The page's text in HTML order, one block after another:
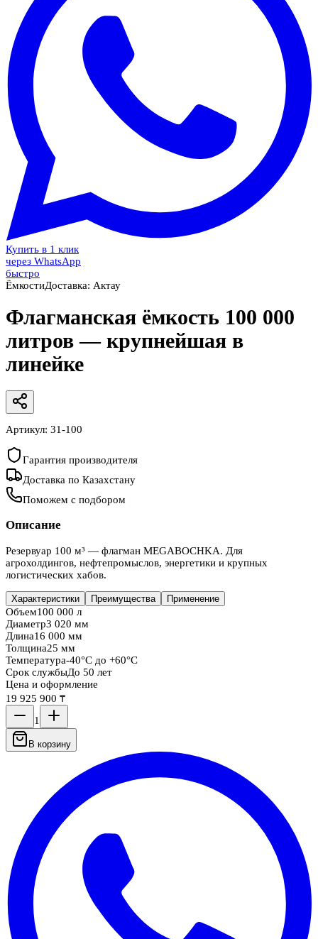
Купить в 1 клик
через WhatsApp
быстро
ЁмкостиДоставка: Актау
Флагманская ёмкость 100 000
литров — крупнейшая в
линейке
Артикул: 31-100
Гарантия производителя
Доставка по Казахстану
Поможем с подбором
Описание
Резервуар 100 м³ — флагман MEGABOCHKA. Для
агрохолдингов, нефтепромыслов, энергетики и крупных
логистических хабов.
Характеристики Преимущества Применение
Объем100 000 л
Диаметр3 020 мм
Длина16 000 мм
Толщина25 мм
Температура-40°C до +60°C
Срок службыДо 50 лет
Цена и оформление
19 925 900 ₸
1
В корзину